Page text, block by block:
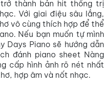
trở thành bản hit thống trị
Với giai điệu sâu lắng,
vô cùng thích hợp để thể
Nếu bạn muốn tự mình
Days Piano sẽ hướng dẫn
đánh piano sheet Nàng
cấp hình ảnh rõ nét nhất
hợp âm và nốt nhạc.